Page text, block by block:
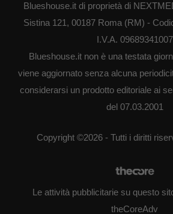
Blueshouse.it di proprietà di
Sistina 121, 00187 Roma (RM) -
I.V.A. 09689341007
Blueshouse.it non è una testata
viene aggiornato senza alcuna
considerarsi un prodotto editoriale ai
del 07.03.2001
Copyright ©2026 - Tutti i diritti
Le attività pubblicitarie su questo
theCoreAdv